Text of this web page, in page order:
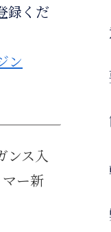
録くだ
ン
ンス入
ー新